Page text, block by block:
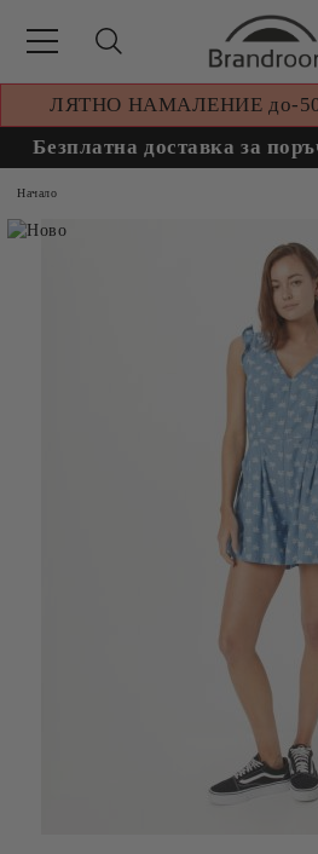
ЛЯТНО НАМАЛЕНИЕ до-
Безплатна доставка за
Начало